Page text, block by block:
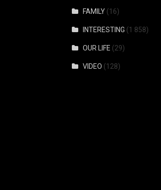
FAMILY (16)
INTERESTING (1 858)
OUR LIFE (29)
VIDEO (128)